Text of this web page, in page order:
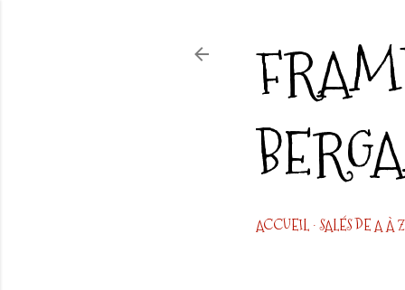
ACCUEIL SALÉS DE A À Z